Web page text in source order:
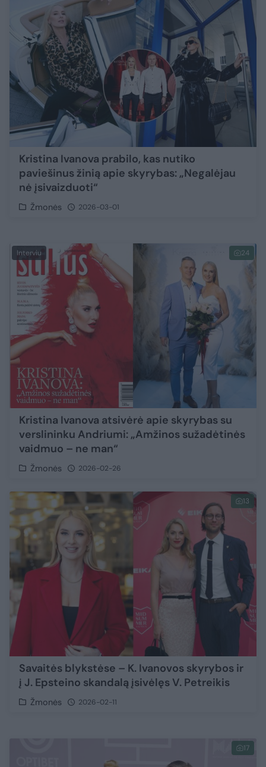
Kristina Ivanova prabilo, kas nutiko
paviešinus žinią apie skyrybas: „Negalėjau
nė įsivaizduoti“
Žmonės 2026-03-01
Interviu 24
Kristina Ivanova atsivėrė apie skyrybas su
verslininku Andriumi: „Amžinos sužadėtinės
vaidmuo – ne man“
Žmonės 2026-02-26
13
Savaitės blykstėse – K. Ivanovos skyrybos ir
į J. Epsteino skandalą įsivėlęs V. Petreikis
Žmonės 2026-02-11
17